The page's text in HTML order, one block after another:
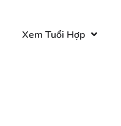
Xem Tuổi Hợp